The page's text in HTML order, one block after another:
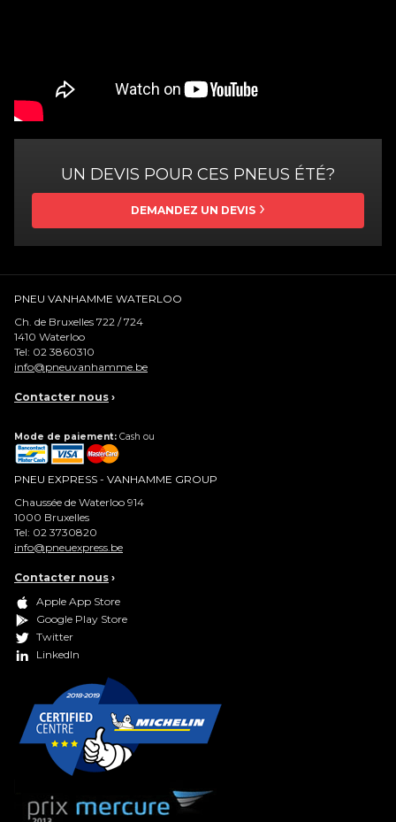
UN DEVIS POUR CES PNEUS ÉTÉ?
DEMANDEZ UN DEVIS
PNEU VANHAMME WATERLOO
Ch. de Bruxelles 722 / 724
1410 Waterloo
Tel: 02 3860310
info@pneuvanhamme.be
Contacter nous ›
Mode de paiement: Cash ou
PNEU EXPRESS - VANHAMME GROUP
Chaussée de Waterloo 914
1000 Bruxelles
Tel: 02 3730820
info@pneuexpress.be
Contacter nous ›
Apple App Store
Google Play Store
Twitter
LinkedIn